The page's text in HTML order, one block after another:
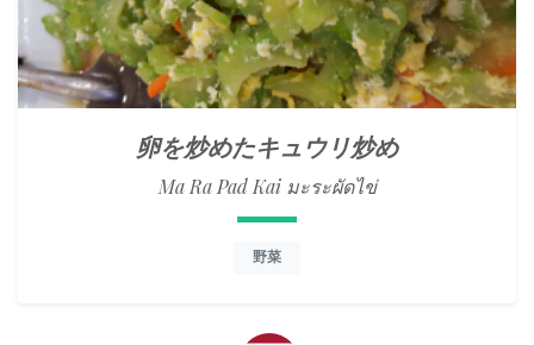
卵を炒めたキュウリ炒め
Ma Ra Pad Kai มะระผัดไข่
野菜